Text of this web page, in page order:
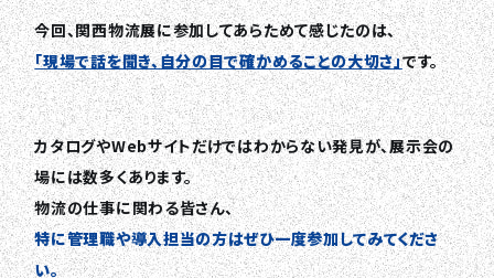
今回、関西物流展に参加してあらためて感じたのは、
「現場で話を聞き、自分の目で確かめることの大切さ」です。
カタログやWebサイトだけではわからない発見が、展示会の
場には数多くあります。
物流の仕事に関わる皆さん、
特に管理職や導入担当の方はぜひ一度参加してみてくださ
い。